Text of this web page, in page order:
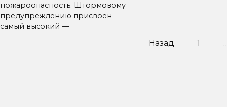
пожароопасность. Штормовому
предупреждению присвоен
самый высокий —
Назад 1